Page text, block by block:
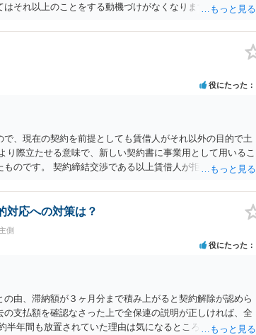
それ以上のことをする動機づけがなくなります。 今回進め
、連帯保証人であるお知り合いさんにとっても、自身の経
いやり方だといえます。
役にたった
、現在の契約を前提としても賃借人がそれ以外の目的で土
際立たせる意味で、新しい契約書に事業用として用いるこ
のです。 契約締結交渉である以上賃借人が拒んだ場合には
対応への対策は？
側
役にたった
由、滞納額が３ヶ月分まで積み上がると契約解除が認めら
支払額を確認なさった上で全保連の説明が正しければ、全
半年間も放置されていた理由は気になるところですが、中身